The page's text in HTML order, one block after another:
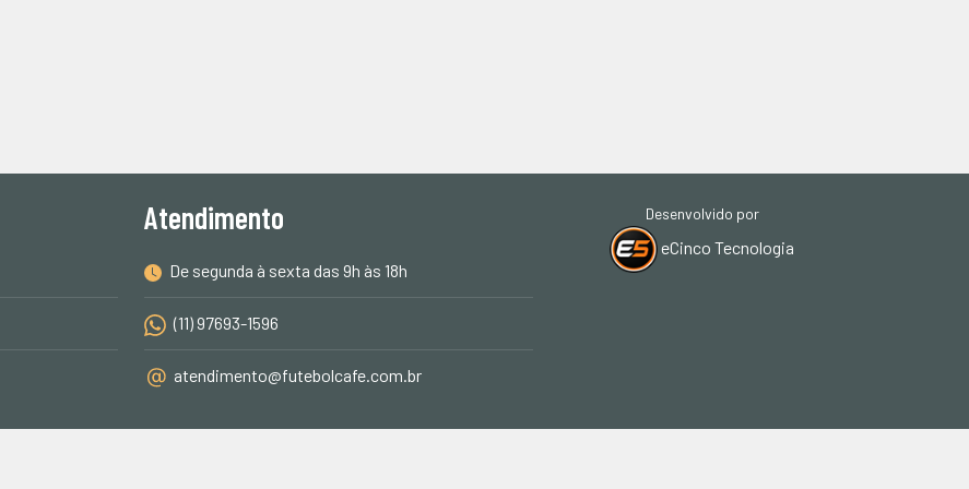
Atendimento
De segunda à sexta das 9h às 18h
(11) 97693-1596
atendimento@futebolcafe.com.br
Desenvolvido por
eCinco Tecnologia